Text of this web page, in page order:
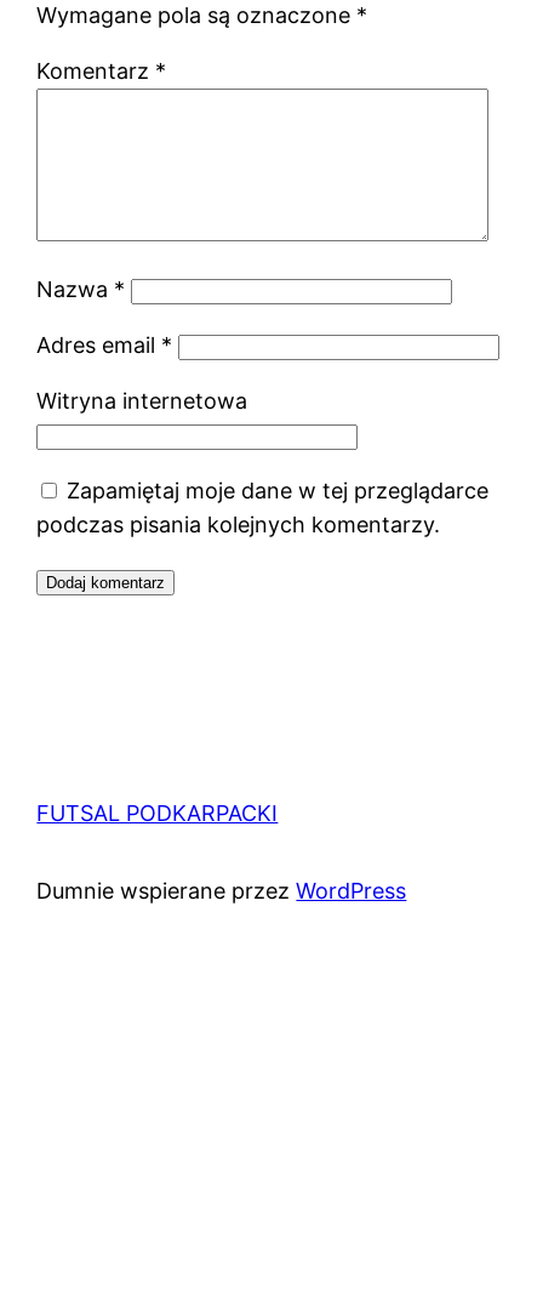
Wymagane pola są oznaczone *
Komentarz *
Nazwa *
Adres email *
Witryna internetowa
Zapamiętaj moje dane w tej przeglądarce
podczas pisania kolejnych komentarzy.
FUTSAL PODKARPACKI
Dumnie wspierane przezWordPress